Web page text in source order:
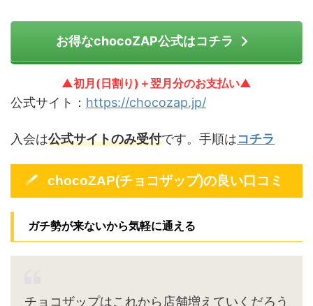
お得なchocoZAP公式はコチラ
▲初月(日割り)＋翌月分のお支払い▲
公式サイト： https://chocozap.jp/
入会は公式サイトのみ受付です。手順はコチラ
chocoZAP(チョコザップ)の良い口コミ
ガチ勢が来ないから気軽に通える
チョコザップはこれから店舗増えていくだろう